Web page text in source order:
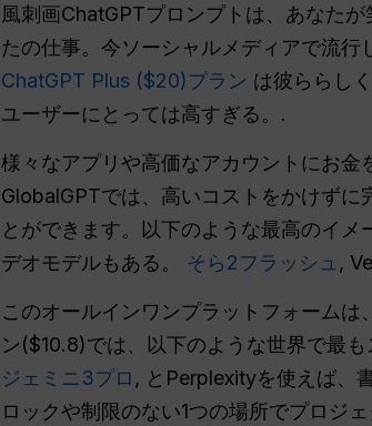
風刺画ChatGPTプロンプトは、あなた
たの仕事。今ソーシャルメディアで流
ChatGPT Plus ($20)プラン は彼ららし
ユーザーにとっては高すぎる。.
様々なアプリや高価なアカウントにお金
GlobalGPTでは、高いコストをかけずに
とができます。以下のような最高のイメ
デオモデルもある。 そら2フラッシュ ,
このオールインワンプラットフォーム
ン($10.8)では、以下のような世界で最
ジェミニ3プロ, とPerplexityを使えば、
ロックや制限のない1つの場所でプロジ